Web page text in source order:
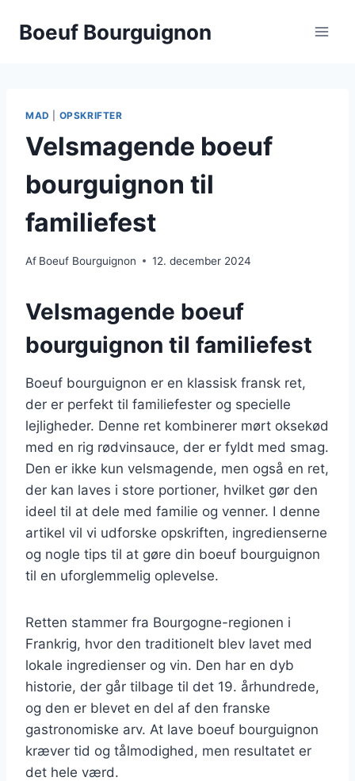
Boeuf Bourguignon
MAD OPSKRIFTER
Velsmagende boeuf
bourguignon til
familiefest
Af Boeuf Bourguignon 12. december 2024
Velsmagende boeuf
bourguignon til familiefest
Boeuf bourguignon er en klassisk fransk ret,
der er perfekt til familiefester og specielle
lejligheder. Denne ret kombinerer mørt oksekød
med en rig rødvinsauce, der er fyldt med smag.
Den er ikke kun velsmagende, men også en ret,
der kan laves i store portioner, hvilket gør den
ideel til at dele med familie og venner. I denne
artikel vil vi udforske opskriften, ingredienserne
og nogle tips til at gøre din boeuf bourguignon
til en uforglemmelig oplevelse.
Retten stammer fra Bourgogne-regionen i
Frankrig, hvor den traditionelt blev lavet med
lokale ingredienser og vin. Den har en dyb
historie, der går tilbage til det 19. århundrede,
og den er blevet en del af den franske
gastronomiske arv. At lave boeuf bourguignon
kræver tid og tålmodighed, men resultatet er
det hele værd.